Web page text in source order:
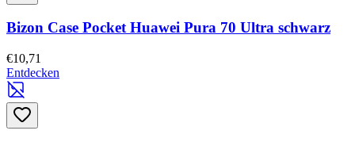
Bizon Case Pocket Huawei Pura 70 Ultra schwarz
€10,71
Entdecken